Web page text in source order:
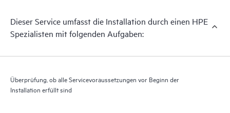
Dieser Service umfasst die Installation durch einen HPE
Spezialisten mit folgenden Aufgaben:
Überprüfung, ob alle Servicevoraussetzungen vor Beginn der
Installation erfüllt sind